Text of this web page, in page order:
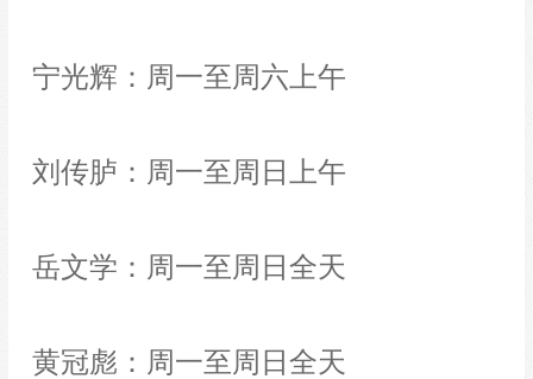
宁光辉：周一至周六上午
刘传胪：周一至周日上午
岳文学：周一至周日全天
黄冠彪：周一至周日全天